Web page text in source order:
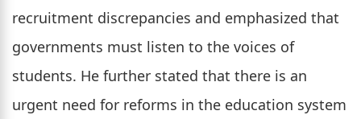
recruitment discrepancies and emphasized that
governments must listen to the voices of
students. He further stated that there is an
urgent need for reforms in the education system